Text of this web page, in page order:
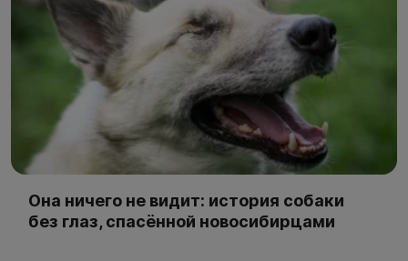
Она ничего не видит: история собаки
без глаз, спасённой новосибирцами